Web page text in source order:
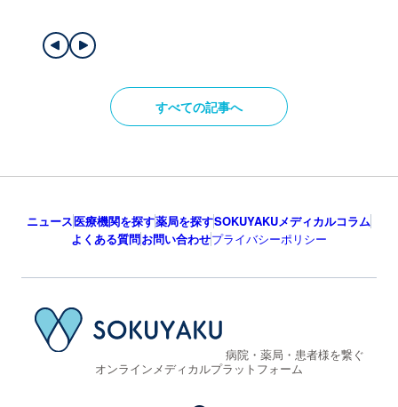
すべての記事へ
ニュース医療機関を探す薬局を探すSOKUYAKUメディカルコラム
よくある質問お問い合わせプライバシーポリシー
病院・薬局・患者様を繋ぐ
オンラインメディカルプラットフォーム